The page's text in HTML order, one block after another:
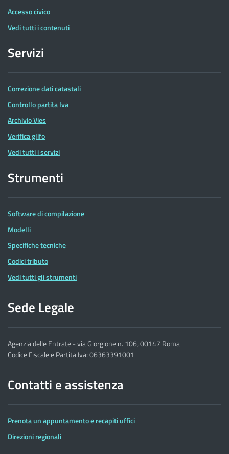
Accesso civico
Vedi tutti i contenuti
Servizi
Correzione dati catastali
Controllo partita Iva
Archivio Vies
Verifica glifo
Vedi tutti i servizi
Strumenti
Software di compilazione
Modelli
Specifiche tecniche
Codici tributo
Vedi tutti gli strumenti
Sede Legale
Agenzia delle Entrate - via Giorgione n. 106, 00147 Roma
Codice Fiscale e Partita Iva: 06363391001
Contatti e assistenza
Prenota un appuntamento e recapiti uffici
Direzioni regionali